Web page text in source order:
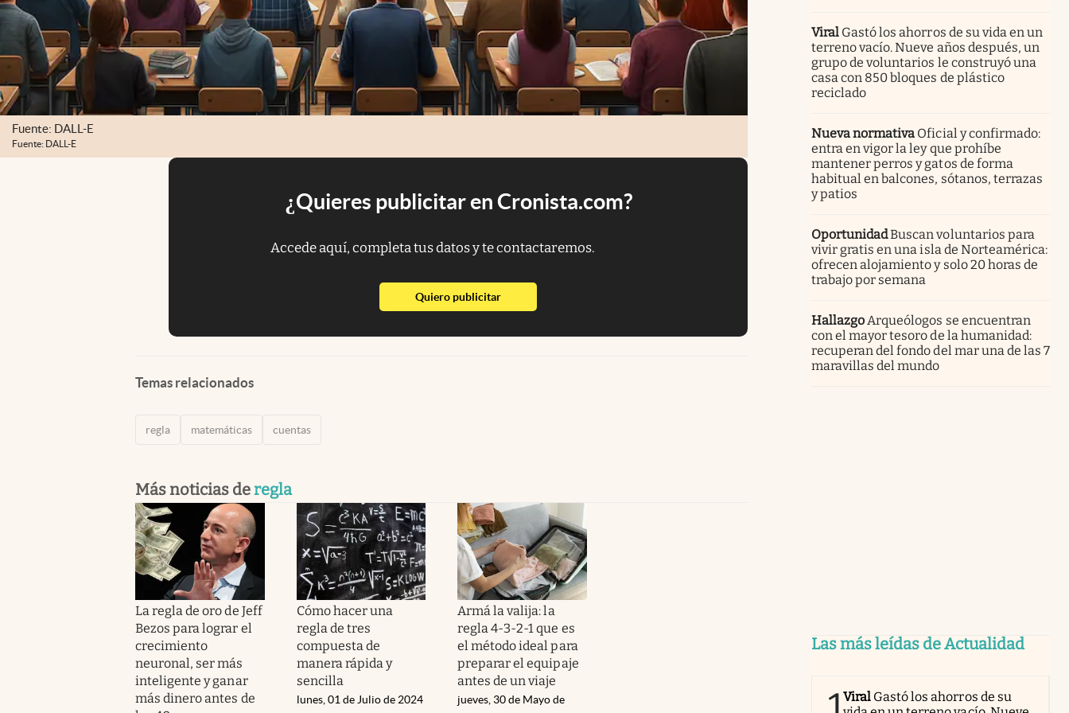
Fuente: DALL-E
Fuente: DALL-E
¿Quieres publicitar en Cronista.com?
Accede aquí, completa tus datos y te contactaremos.
Quiero publicitarabre en nueva pestaña
Temas relacionados
regla matemáticas cuentas
Más noticias deregla
La regla de oro de Jeff
Bezos para lograr el
crecimiento
neuronal, ser más
inteligente y ganar
más dinero antes de
Cómo hacer una
regla de tres
compuesta de
manera rápida y
sencilla
lunes, 01 de Julio de 2024
Armá la valija: la
regla 4-3-2-1 que es
el método ideal para
preparar el equipaje
antes de un viaje
jueves, 30 de Mayo de
Viral Gastó los ahorros de su vida en un
terreno vacío. Nueve años después, un
grupo de voluntarios le construyó una
casa con 850 bloques de plástico
reciclado
Nueva normativa Oficial y confirmado:
entra en vigor la ley que prohíbe
mantener perros y gatos de forma
habitual en balcones, sótanos, terrazas
y patios
OportunidadBuscan voluntarios para
vivir gratis en una isla de Norteamérica:
ofrecen alojamiento y solo 20 horas de
trabajo por semana
HallazgoArqueólogos se encuentran
con el mayor tesoro de la humanidad:
recuperan del fondo del mar una de las 7
maravillas del mundo
Las más leídas de Actualidad
Viral Gastó los ahorros de su